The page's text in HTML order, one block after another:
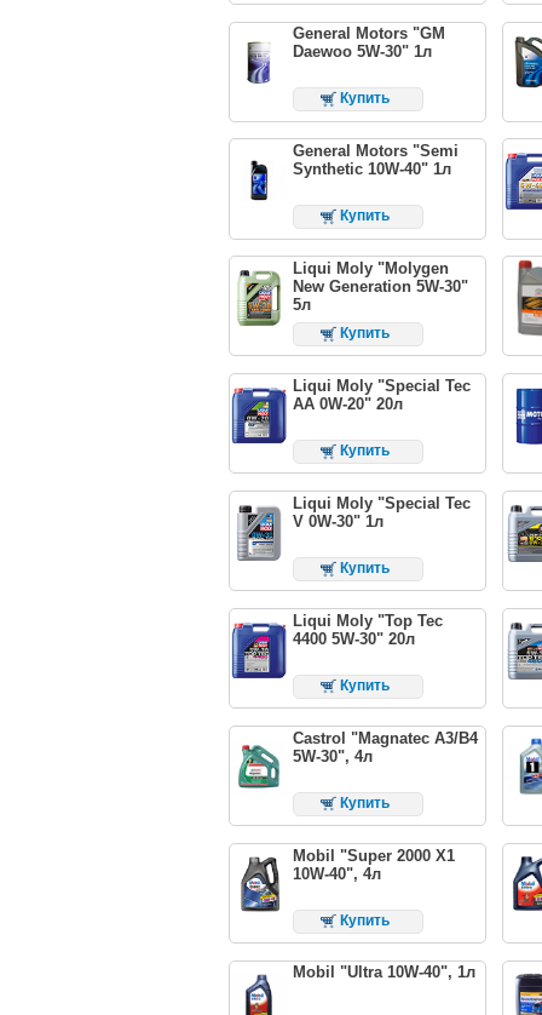
General Motors "GM
Daewoo 5W-30" 1л
Купить
General Motors "Semi
Synthetic 10W-40" 1л
Купить
Liqui Moly "Molygen
New Generation 5W-30"
5л
Купить
Liqui Moly "Special Tec
AA 0W-20" 20л
Купить
Liqui Moly "Special Tec
V 0W-30" 1л
Купить
Liqui Moly "Top Tec
4400 5W-30" 20л
Купить
Castrol "Magnatec A3/B4
5W-30", 4л
Купить
Mobil "Super 2000 X1
10W-40", 4л
Купить
Mobil "Ultra 10W-40", 1л